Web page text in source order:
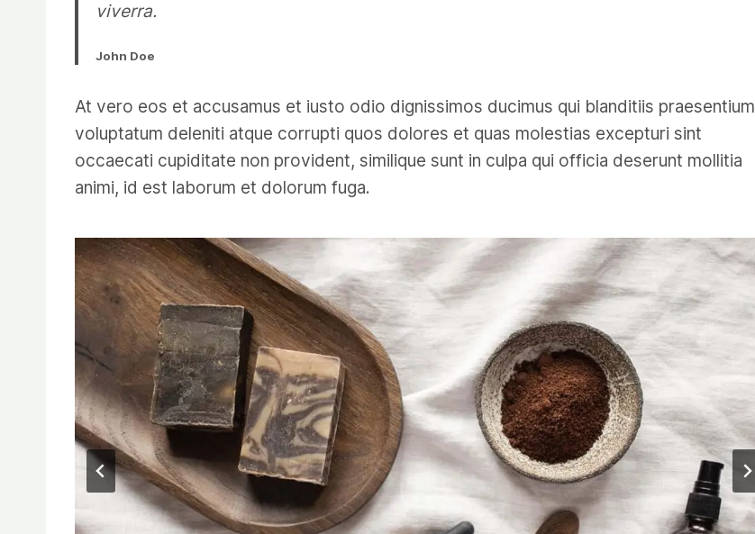
viverra.
John Doe
At vero eos et accusamus et iusto odio dignissimos ducimus qui blanditiis praesentium
voluptatum deleniti atque corrupti quos dolores et quas molestias excepturi sint
occaecati cupiditate non provident, similique sunt in culpa qui officia deserunt mollitia
animi, id est laborum et dolorum fuga.